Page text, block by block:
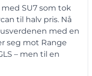
SU7 som tok
til halv pris. Nå
med en
seg mot Range
– men til en